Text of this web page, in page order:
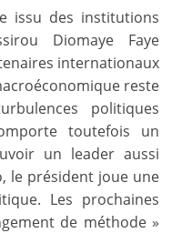
issu des institutions
Diomaye Faye
internationaux
reste
politiques
toutefois un
un leader aussi
le président joue une
Les prochaines
de méthode »